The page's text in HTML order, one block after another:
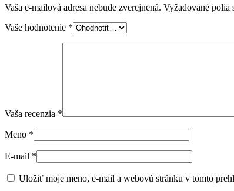
Vaša e-mailová adresa nebude zverejnená. Vyžadované polia
Vaše hodnotenie *
Vaša recenzia *
Meno *
E-mail *
Uložiť moje meno, e-mail a webovú stránku v tomto